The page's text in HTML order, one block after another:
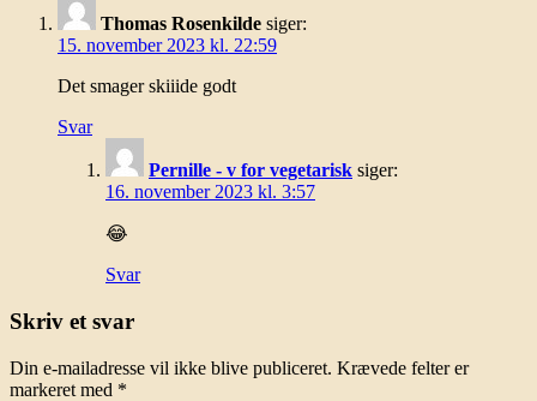
Thomas Rosenkilde siger:
15. november 2023 kl. 22:59
Det smager skiiide godt
Svar
Pernille - v for vegetarisk siger:
16. november 2023 kl. 3:57
😂
Svar
Skriv et svar
Din e-mailadresse vil ikke blive publiceret. Krævede felter er
markeret med *